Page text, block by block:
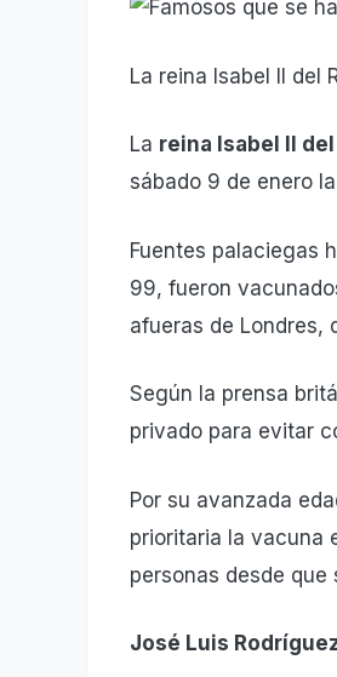
La reina Isabel II del
La reina Isabel II
sábado 9 de enero
Fuentes palaciegas
99, fueron
afueras de Londres,
Según la prensa
privado para evitar
Por su avanzada
prioritaria la vacuna
personas desde
José Luis